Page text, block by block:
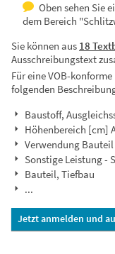
Oben sehen Sie
dem Bereich
Sie können aus 18
Ausschreibungstext
Für eine VOB-
folgenden
Baustoff,
Höhenbereich [cm]
Verwendung Bauteil
Sonstige Leistung -
Bauteil, Tiefbau
...
Jetzt anmelden und